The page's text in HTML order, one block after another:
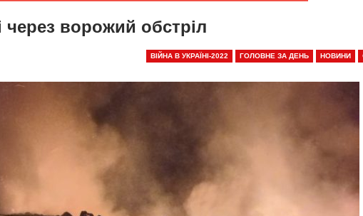
через ворожий обстріл
ВІЙНА В УКРАЇНІ-2022 ГОЛОВНЕ ЗА ДЕНЬ НОВИНИ